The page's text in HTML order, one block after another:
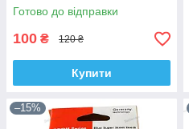
Готово до відправки
100 ₴ 120 ₴
Купити
–15%